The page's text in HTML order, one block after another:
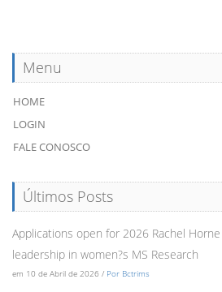
Menu
HOME
LOGIN
FALE CONOSCO
Últimos Posts
Applications open for 2026 Rachel
leadership in women?s MS Research
em 10 de Abril de 2026 / Por Bctrims